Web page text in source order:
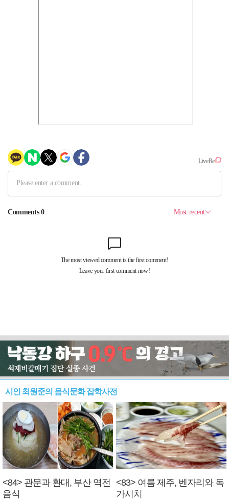
시인 최원준의 음식문화 잡학사전
<84> 관문과 환대, 부산 역전
음식
<83> 여름 제주, 벤자리와 독
가시치